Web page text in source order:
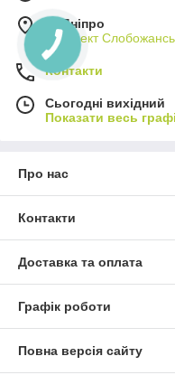
м. Дніпро
проспект
Контакти
Сьогодні вихідний
Показати весь
Про нас
Контакти
Доставка та оплата
Графік роботи
Повна версія сайту